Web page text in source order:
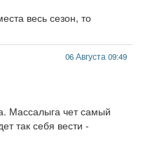
весь сезон, то
06 Августа 09:49
Массалыга чет самый
так себя вести -